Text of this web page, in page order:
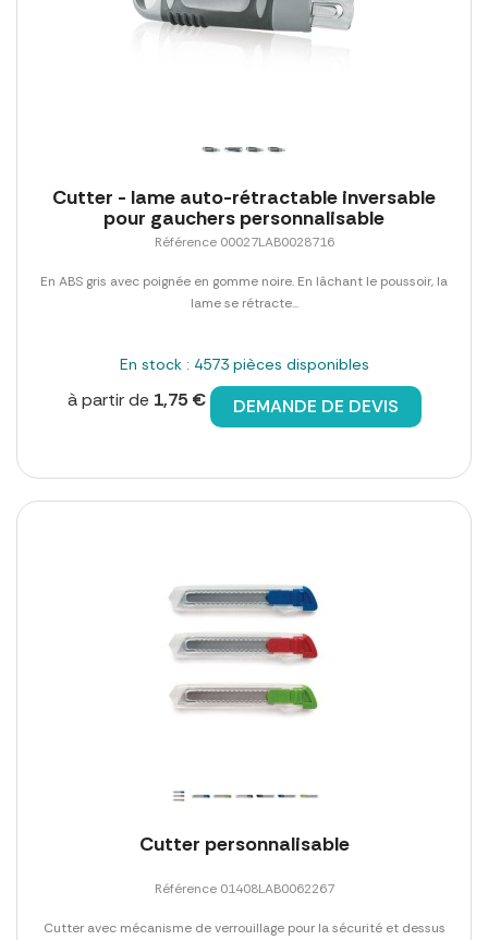
Cutter - lame auto-rétractable inversable
pour gauchers personnalisable
Référence 00027LAB0028716
En ABS gris avec poignée en gomme noire. En lâchant le poussoir, la
lame se rétracte...
En stock : 4573 pièces disponibles
à partir de 1,75 € DEMANDE DE DEVIS
Cutter personnalisable
Référence 01408LAB0062267
Cutter avec mécanisme de verrouillage pour la sécurité et dessus